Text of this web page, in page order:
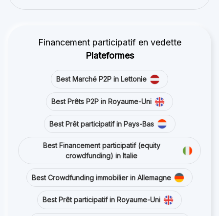
Financement participatif en vedette
Plateformes
Best Marché P2P in Lettonie
Best Prêts P2P in Royaume-Uni
Best Prêt participatif in Pays-Bas
Best Financement participatif (equity
crowdfunding) in Italie
Best Crowdfunding immobilier in Allemagne
Best Prêt participatif in Royaume-Uni